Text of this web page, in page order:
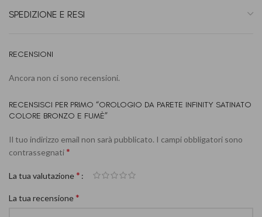
SPEDIZIONE E RESI
RECENSIONI
Ancora non ci sono recensioni.
RECENSISCI PER PRIMO “OROLOGIO DA PARETE INFINITY SATINATO
COLORE BRONZO E FUMÈ”
Il tuo indirizzo email non sarà pubblicato. I campi obbligatori sono
contrassegnati*
La tua valutazione*
La tua recensione*